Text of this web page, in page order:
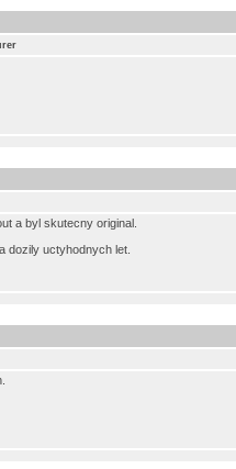
a byl skutecny original.
dozily uctyhodnych let.